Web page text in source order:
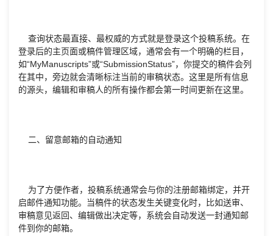
查询状态最直接、最权威的方式就是登录这个投稿系统。在
登录后的主页面或稿件管理区域，通常会有一个明确的栏目，
如“MyManuscripts”或“SubmissionStatus”，你提交的稿件会列
在其中，旁边就会清晰标注当前的审稿状态。这里是所有信息
的源头，编辑和审稿人的所有操作都会第一时间更新在这里。
二、留意邮箱的自动通知
为了方便作者，投稿系统通常会与你的注册邮箱绑定，并开
启邮件通知功能。当稿件的状态发生关键变化时，比如送审、
审稿意见返回、编辑做出决定等，系统会自动发送一封通知邮
件到你的邮箱。